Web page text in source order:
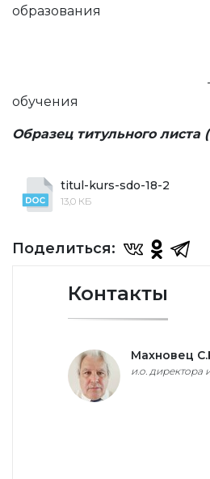
образования
обучения
Образец титульного листа
titul-kurs-sdo-18-2
13,0 КБ
Поделиться:
Контакты
Махновец
и.о. директора